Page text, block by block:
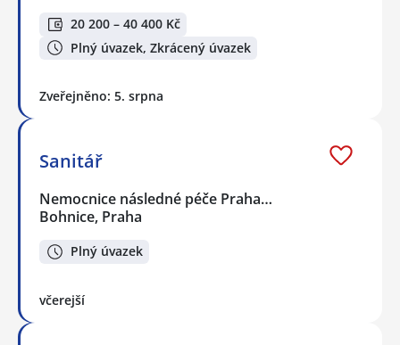
20 200 – 40 400 Kč
Plný úvazek, Zkrácený úvazek
Zveřejněno: 5. srpna
Sanitář
Nemocnice následné péče Praha…
Bohnice, Praha
Plný úvazek
včerejší